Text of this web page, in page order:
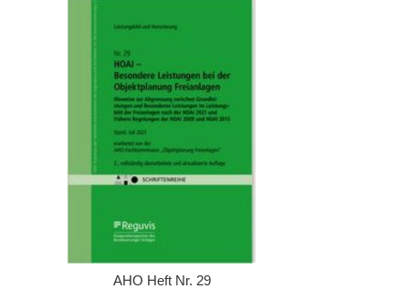
AHO Heft Nr. 29